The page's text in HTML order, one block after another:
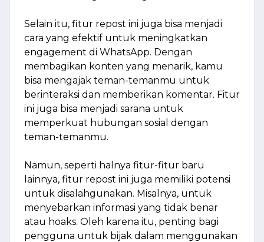
Selain itu, fitur repost ini juga bisa menjadi
cara yang efektif untuk meningkatkan
engagement di WhatsApp. Dengan
membagikan konten yang menarik, kamu
bisa mengajak teman-temanmu untuk
berinteraksi dan memberikan komentar. Fitur
ini juga bisa menjadi sarana untuk
memperkuat hubungan sosial dengan
teman-temanmu.
Namun, seperti halnya fitur-fitur baru
lainnya, fitur repost ini juga memiliki potensi
untuk disalahgunakan. Misalnya, untuk
menyebarkan informasi yang tidak benar
atau hoaks. Oleh karena itu, penting bagi
pengguna untuk bijak dalam menggunakan